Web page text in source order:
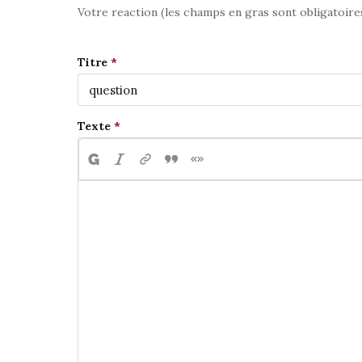
Votre reaction (les champs en gras sont
Titre
Texte